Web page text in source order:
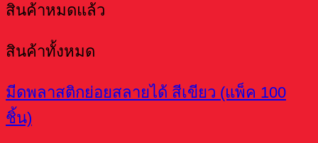
สินค้าหมดแล้ว
สินค้าทั้งหมด
มีดพลาสติกย่อยสลายได้ สีเขียว (แพ็ค 100
ชิ้น)